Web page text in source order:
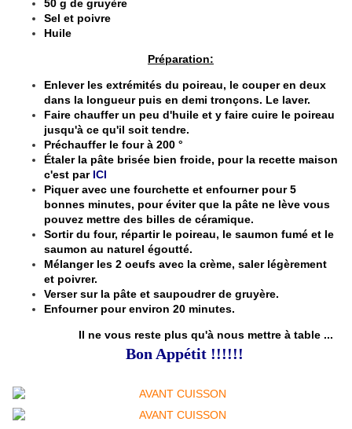
50 g de gruyère
Sel et poivre
Huile
Préparation:
Enlever les extrémités du poireau, le couper en deux
dans la longueur puis en demi tronçons. Le laver.
Faire chauffer un peu d'huile et y faire cuire le poireau
jusqu'à ce qu'il soit tendre.
Préchauffer le four à 200 °
Étaler la pâte brisée bien froide, pour la recette maison
c'est par ICI
Piquer avec une fourchette et enfourner pour 5
bonnes minutes, pour éviter que la pâte ne lève vous
pouvez mettre des billes de céramique.
Sortir du four, répartir le poireau, le saumon fumé et le
saumon au naturel égoutté.
Mélanger les 2 oeufs avec la crème, saler légèrement
et poivrer.
Verser sur la pâte et saupoudrer de gruyère.
Enfourner pour environ 20 minutes.
Il ne vous reste plus qu'à nous mettre à table ...
Bon Appétit !!!!!!